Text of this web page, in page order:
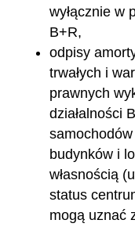
wyłącznie w
B+R,
odpisy
trwałych i
prawnych
działalności
budynków i
własnością
status
mogą uznać